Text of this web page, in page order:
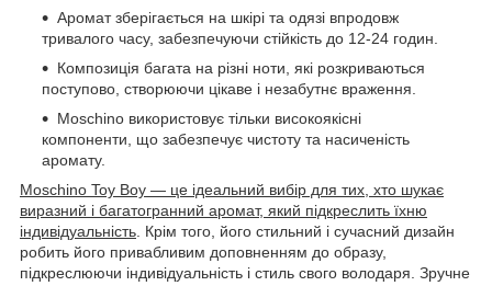
Аромат зберігається на шкірі та одязі впродовж
тривалого часу, забезпечуючи стійкість до 12-24 годин.
Композиція багата на різні ноти, які розкриваються
поступово, створюючи цікаве і незабутнє враження.
Moschino використовує тільки високоякісні
компоненти, що забезпечує чистоту та насиченість
аромату.
Moschino Toy Boy — це ідеальний вибір для тих, хто шукає
виразний і багатогранний аромат, який підкреслить їхню
індивідуальність . Крім того, його стильний і сучасний дизайн
робить його привабливим доповненням до образу,
підкреслюючи індивідуальність і стиль свого володаря. Зручне